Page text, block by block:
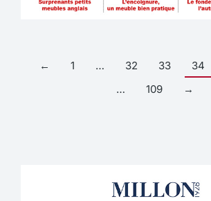
← 1 … 32 33 34
…
109 →